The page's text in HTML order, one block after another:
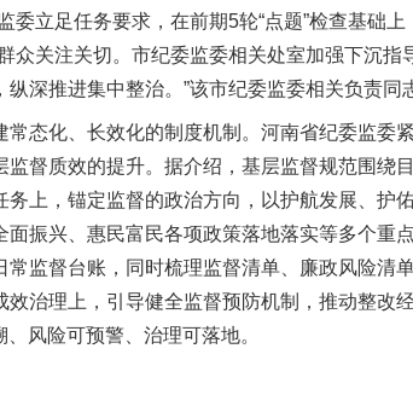
立足任务要求，在前期5轮“点题”检查基础上
众关注关切。市纪委监委相关处室加强下沉
深推进集中整治。”该市纪委监委相关负责同
化、长效化的制度机制。河南省纪委监委
督质效的提升。据介绍，基层监督规范围绕
上，锚定监督的政治方向，以护航发展、护
振兴、惠民富民各项政策落地落实等多个重
监督台账，同时梳理监督清单、廉政风险清
治理上，引导健全监督预防机制，推动整改
风险可预警、治理可落地。